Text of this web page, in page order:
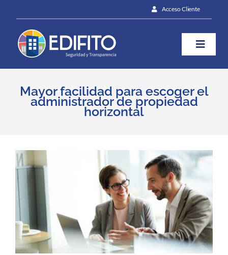
content
Acceso Cliente
Toggle
Blog
Prensa
Contáctanos
Mayor facilidad para escoger el
administrador de propiedad
horizontal
View
Larger
Image